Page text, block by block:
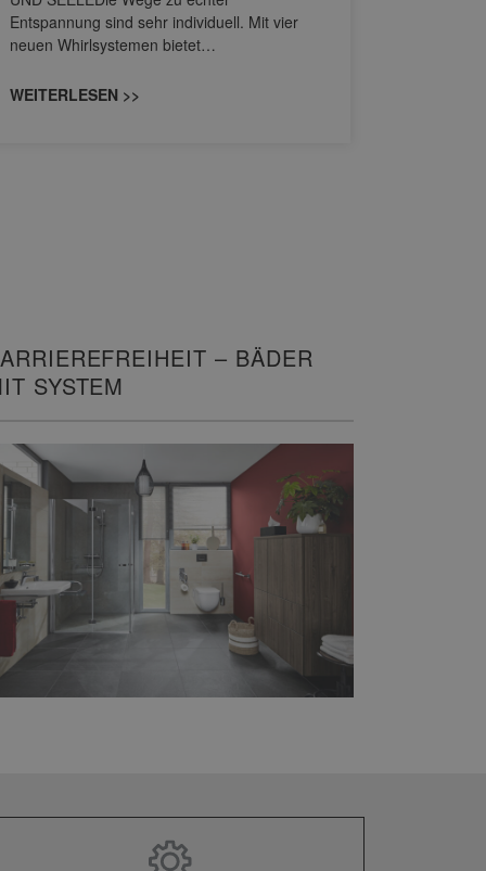
Entspannung sind sehr individuell. Mit vier
neuen Whirlsystemen bietet…
WEITERLESEN >>
– BÄDER
SYSTEM